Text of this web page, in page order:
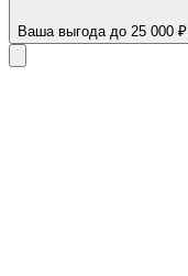
Ваша выгода до 25 000